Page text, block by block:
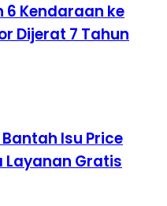
6 Kendaraan ke
Dijerat 7 Tahun
Isu Price
Layanan Gratis